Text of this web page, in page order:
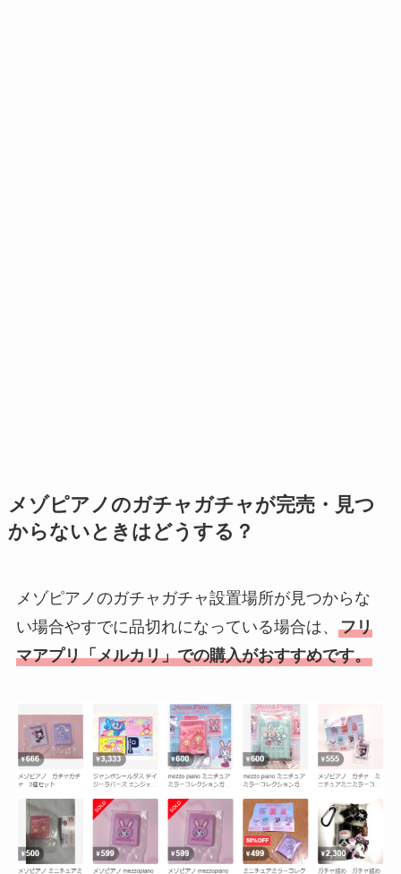
メゾピアノのガチャガチャが完売・見つ
からないときはどうする？
メゾピアノのガチャガチャ設置場所が見つからな
い場合やすでに品切れになっている場合は、 フリ
マアプリ「メルカリ」での購入がおすすめです。